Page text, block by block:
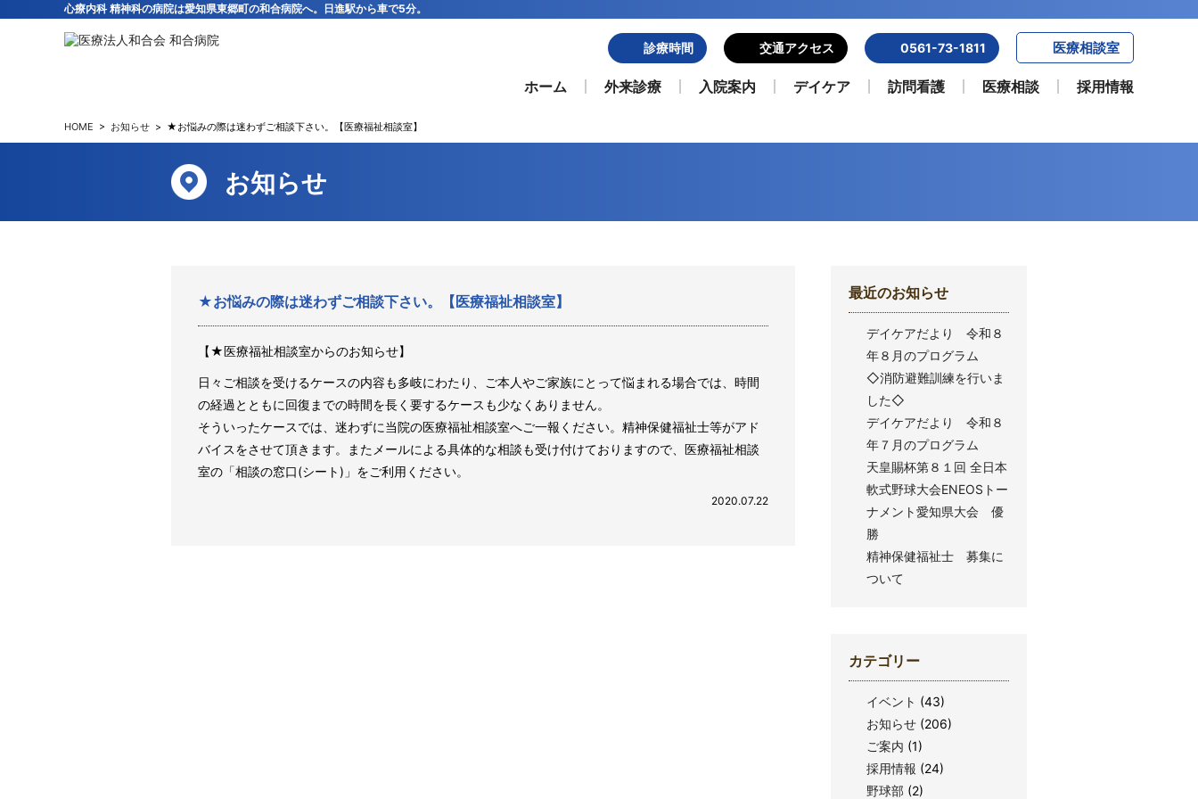
心療内科 精神科の病院は愛知県東郷町の和合病院へ。日進駅から車で5分。
診療時間 交通アクセス 0561-73-1811 医療相談室
ホーム 外来診療 入院案内 デイケア 訪問看護 医療相談 採用情報
HOME > お知らせ > ★お悩みの際は迷わずご相談下さい。【医療福祉相談室】
お知らせ
★お悩みの際は迷わずご相談下さい。【医療福祉相談室】
【★医療福祉相談室からのお知らせ】
日々ご相談を受けるケースの内容も多岐にわたり、ご本人やご家族にとって悩まれる場合では、時間
の経過とともに回復までの時間を長く要するケースも少なくありません。
そういったケースでは、迷わずに当院の医療福祉相談室へご一報ください。精神保健福祉士等がアド
バイスをさせて頂きます。またメールによる具体的な相談も受け付けておりますので、医療福祉相談
室の「相談の窓口(シート)」をご利用ください。
2020.07.22
最近のお知らせ
デイケアだより 令和８
年８月のプログラム
◇消防避難訓練を行いま
した◇
デイケアだより 令和８
年７月のプログラム
天皇賜杯第８１回 全日本
軟式野球大会ENEOSトー
ナメント愛知県大会 優
勝
精神保健福祉士 募集に
ついて
カテゴリー
イベント (43)
お知らせ (206)
ご案内 (1)
採用情報 (24)
野球部 (2)